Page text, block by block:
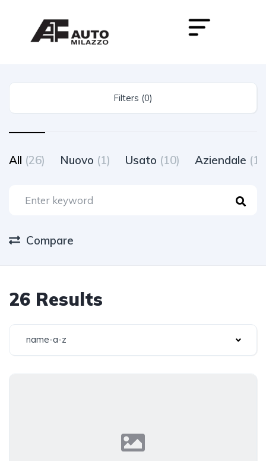
Filters (0)
All (26) Nuovo (1) Usato (10) Aziendale
Compare
26 Results
name-a-z